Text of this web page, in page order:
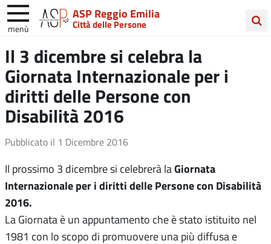
ASP Reggio Emilia
Città delle Persone
menù
nel
sito
Il 3 dicembre si celebra la
Giornata Internazionale per i
diritti delle Persone con
Disabilità 2016
Pubblicato il 1 Dicembre 2016
Il prossimo 3 dicembre si celebrerà laGiornata
Internazionale per i diritti delle Persone con Disabilità
2016.
La Giornata è un appuntamento che è stato istituito nel
1981 con lo scopo di promuovere una più diffusa e